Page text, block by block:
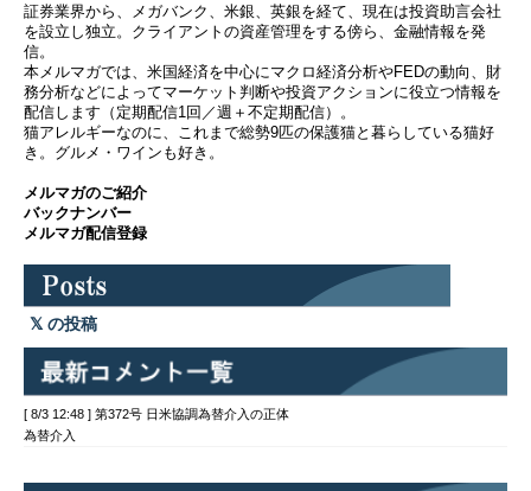
証券業界から、メガバンク、米銀、英銀を経て、現在は投資助言会社
を設立し独立。クライアントの資産管理をする傍ら、金融情報を発
信。
本メルマガでは、米国経済を中心にマクロ経済分析やFEDの動向、財
務分析などによってマーケット判断や投資アクションに役立つ情報を
配信します（定期配信1回／週＋不定期配信）。
猫アレルギーなのに、これまで総勢9匹の保護猫と暮らしている猫好
き。グルメ・ワインも好き。
メルマガのご紹介
バックナンバー
メルマガ配信登録
の投稿
[ 8/3 12:48 ] 第372号 日米協調為替介入の正体
為替介入